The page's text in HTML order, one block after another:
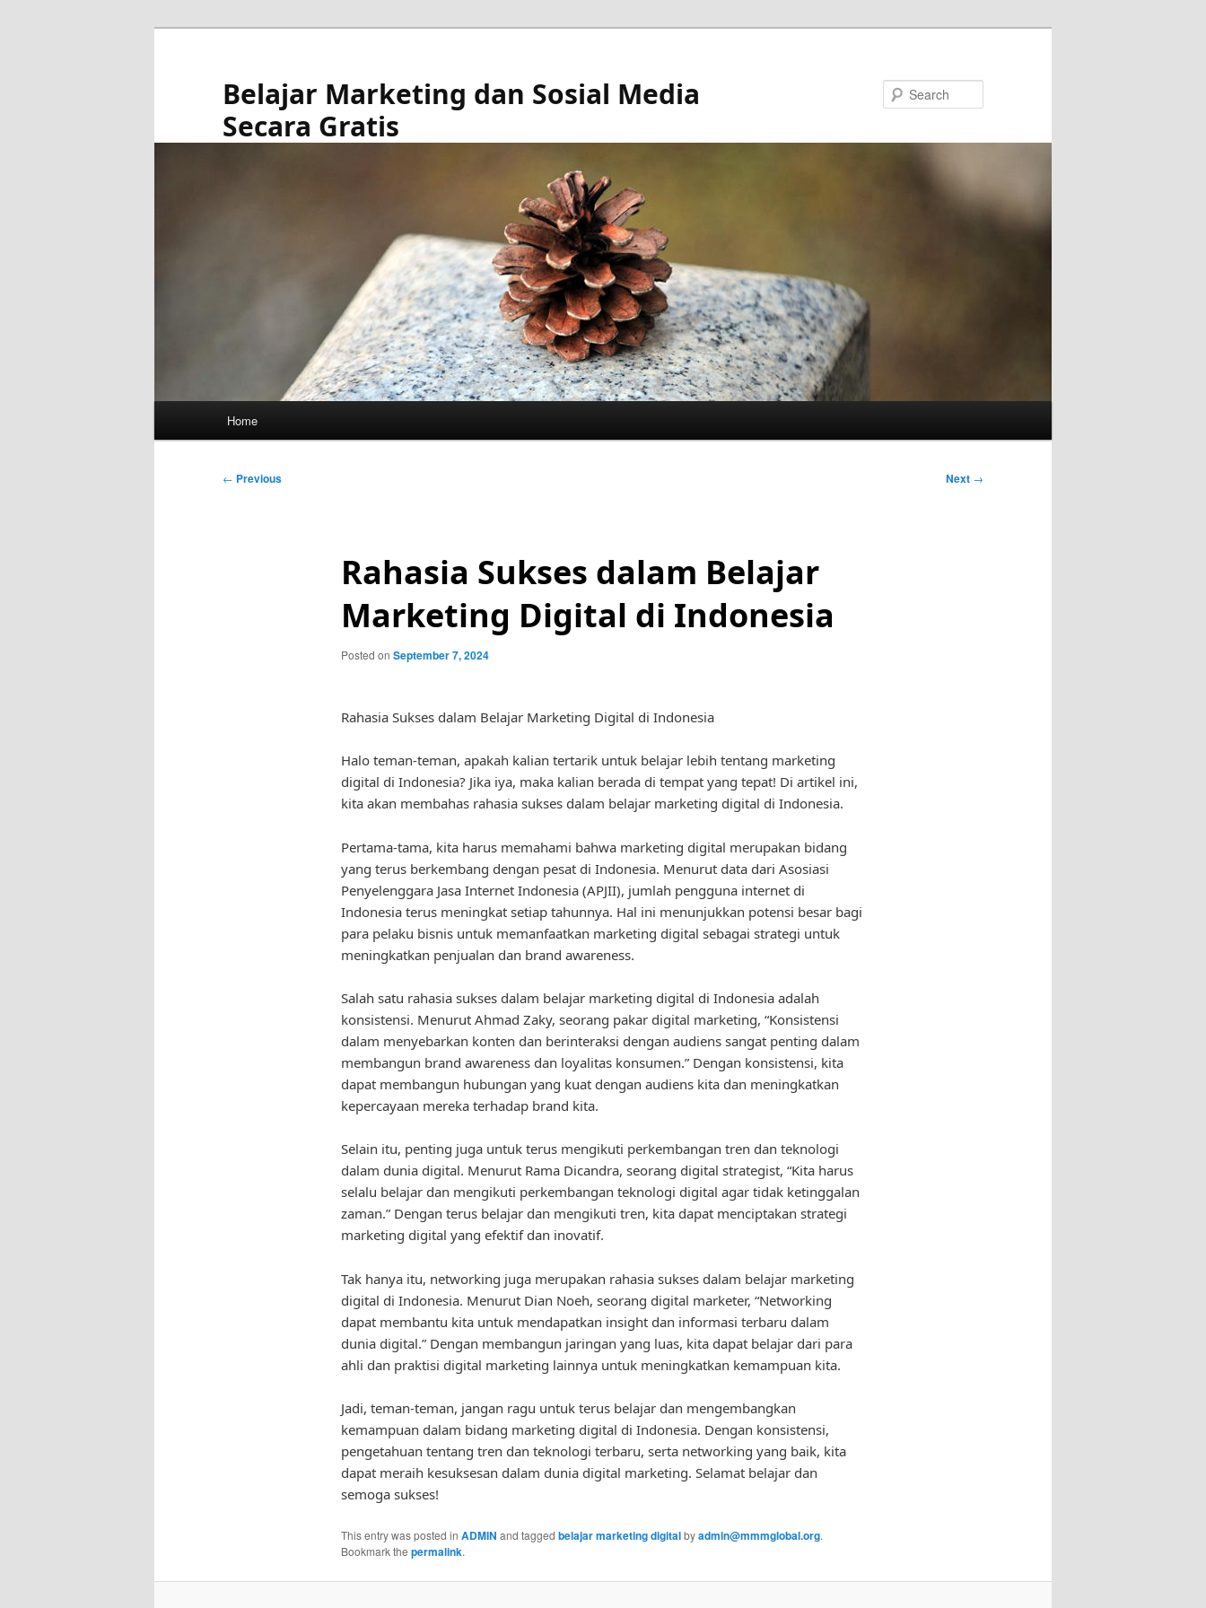
Belajar Marketing dan Sosial Media
Secara Gratis
Home
Post
← Previous Next →
Rahasia Sukses dalam Belajar
Marketing Digital di Indonesia
Posted on September 7, 2024
Rahasia Sukses dalam Belajar Marketing Digital di Indonesia
Halo teman-teman, apakah kalian tertarik untuk belajar lebih tentang marketing
digital di Indonesia? Jika iya, maka kalian berada di tempat yang tepat! Di artikel ini,
kita akan membahas rahasia sukses dalam belajar marketing digital di Indonesia.
Pertama-tama, kita harus memahami bahwa marketing digital merupakan bidang
yang terus berkembang dengan pesat di Indonesia. Menurut data dari Asosiasi
Penyelenggara Jasa Internet Indonesia (APJII), jumlah pengguna internet di
Indonesia terus meningkat setiap tahunnya. Hal ini menunjukkan potensi besar bagi
para pelaku bisnis untuk memanfaatkan marketing digital sebagai strategi untuk
meningkatkan penjualan dan brand awareness.
Salah satu rahasia sukses dalam belajar marketing digital di Indonesia adalah
konsistensi. Menurut Ahmad Zaky, seorang pakar digital marketing, “Konsistensi
dalam menyebarkan konten dan berinteraksi dengan audiens sangat penting dalam
membangun brand awareness dan loyalitas konsumen.” Dengan konsistensi, kita
dapat membangun hubungan yang kuat dengan audiens kita dan meningkatkan
kepercayaan mereka terhadap brand kita.
Selain itu, penting juga untuk terus mengikuti perkembangan tren dan teknologi
dalam dunia digital. Menurut Rama Dicandra, seorang digital strategist, “Kita harus
selalu belajar dan mengikuti perkembangan teknologi digital agar tidak ketinggalan
zaman.” Dengan terus belajar dan mengikuti tren, kita dapat menciptakan strategi
marketing digital yang efektif dan inovatif.
Tak hanya itu, networking juga merupakan rahasia sukses dalam belajar marketing
digital di Indonesia. Menurut Dian Noeh, seorang digital marketer, “Networking
dapat membantu kita untuk mendapatkan insight dan informasi terbaru dalam
dunia digital.” Dengan membangun jaringan yang luas, kita dapat belajar dari para
ahli dan praktisi digital marketing lainnya untuk meningkatkan kemampuan kita.
Jadi, teman-teman, jangan ragu untuk terus belajar dan mengembangkan
kemampuan dalam bidang marketing digital di Indonesia. Dengan konsistensi,
pengetahuan tentang tren dan teknologi terbaru, serta networking yang baik, kita
dapat meraih kesuksesan dalam dunia digital marketing. Selamat belajar dan
semoga sukses!
This entry was posted in ADMIN and tagged belajar marketing digitalbyadmin@mmmglobal.org.
Bookmark the permalink.